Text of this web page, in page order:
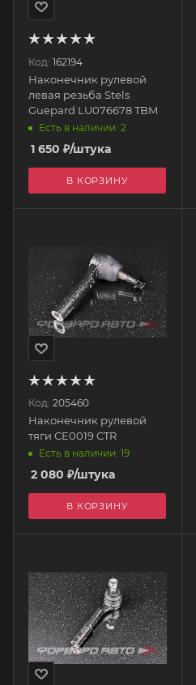
Код: 162194
Наконечник рулевой
левая резьба Stels
Guepard LU076678 TBM
Есть в наличии: 2
1 650 ₽/штука
В КОРЗИНУ
Код: 205460
Наконечник рулевой
тяги CE0019 CTR
Есть в наличии: 19
2 080 ₽/штука
В КОРЗИНУ